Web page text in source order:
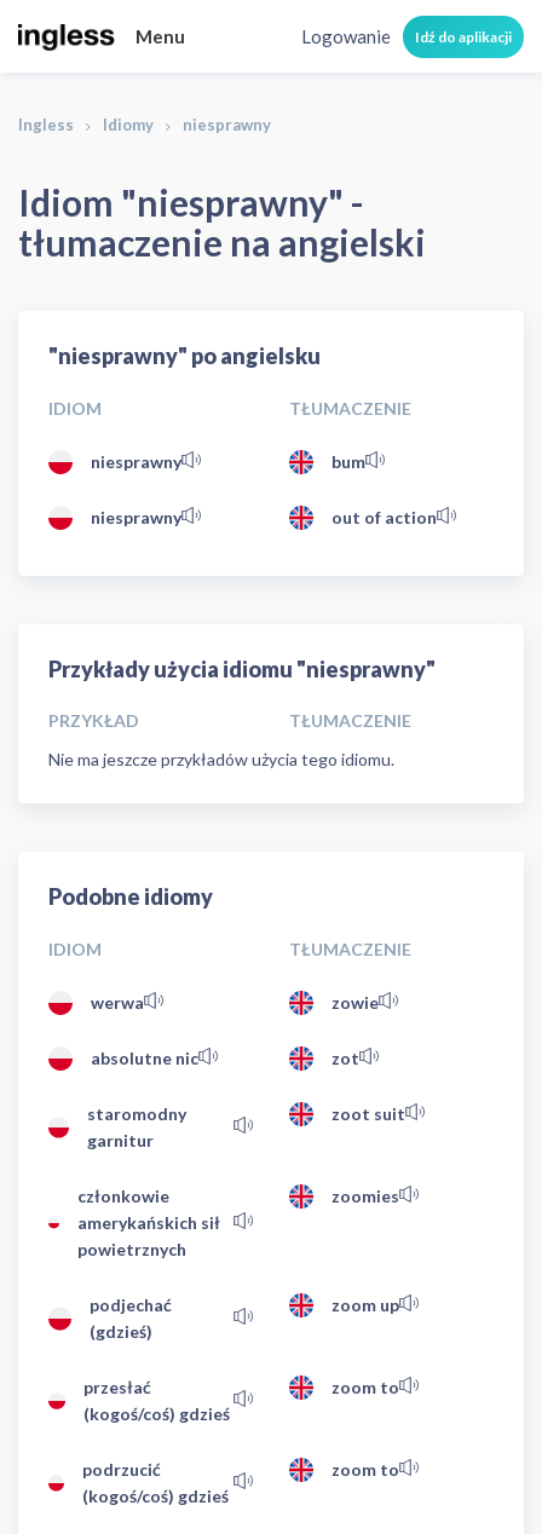
Menu Logowanie Idź do aplikacji
Ingless Idiomy niesprawny
Idiom "niesprawny" -
tłumaczenie na angielski
"niesprawny" po angielsku
IDIOM TŁUMACZENIE
niesprawny bum
niesprawny out of action
Przykłady użycia idiomu "niesprawny"
PRZYKŁAD
TŁUMACZENIE
Nie ma jeszcze przykładów użycia tego idiomu.
Podobne idiomy
IDIOM TŁUMACZENIE
werwa zowie
absolutne nic zot
staromodny
garnitur
zoot suit
członkowie
amerykańskich sił
powietrznych
zoomies
podjechać
(gdzieś)
zoom up
przesłać
(kogoś/coś) gdzieś
zoom to
podrzucić
(kogoś/coś) gdzieś
zoom to